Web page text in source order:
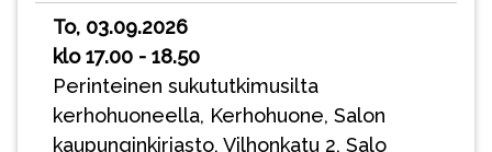
To, 03.09.2026
klo 17.00 - 18.50
Perinteinen sukututkimusilta
kerhohuoneella, Kerhohuone, Salon
kaupunginkirjasto, Vilhonkatu 2, Salo